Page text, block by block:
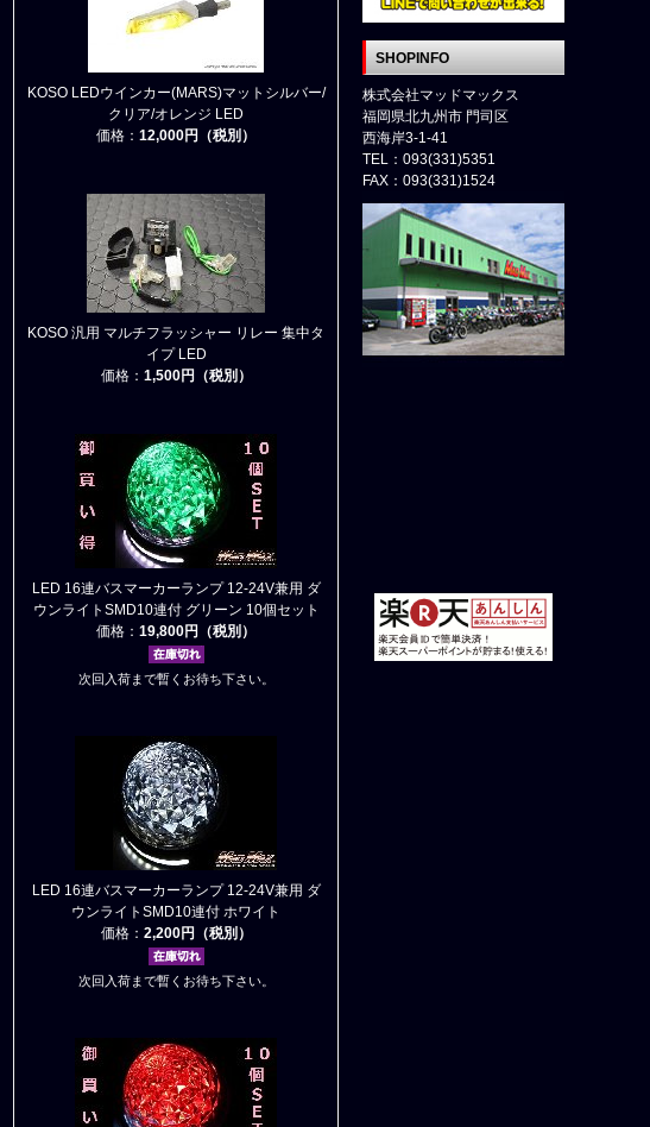
KOSO LEDウインカー(MARS)マットシルバー/
クリア/オレンジ LED
価格： 12,000円（税別）
KOSO 汎用 マルチフラッシャー リレー 集中タ
イプ LED
価格： 1,500円（税別）
LED 16連バスマーカーランプ 12-24V兼用 ダ
ウンライトSMD10連付 グリーン 10個セット
価格： 19,800円（税別）
次回入荷まで暫くお待ち下さい。
LED 16連バスマーカーランプ 12-24V兼用 ダ
ウンライトSMD10連付 ホワイト
価格： 2,200円（税別）
次回入荷まで暫くお待ち下さい。
SHOPINFO
株式会社マッドマックス
福岡県北九州市 門司区
西海岸3-1-41
TEL：093(331)5351
FAX：093(331)1524